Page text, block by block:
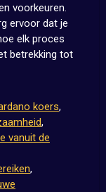
voorkeuren.
ervoor dat je
elk proces
betrekking tot
koers,
,
vanuit de
,